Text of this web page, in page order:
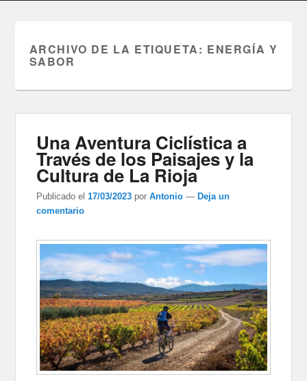
ARCHIVO DE LA ETIQUETA: ENERGÍA Y
SABOR
Una Aventura Ciclística a
Través de los Paisajes y la
Cultura de La Rioja
Publicado el 17/03/2023 porAntonio — Deja un
comentario